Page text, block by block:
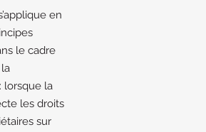
en
le cadre
lorsque la
les droits
sur